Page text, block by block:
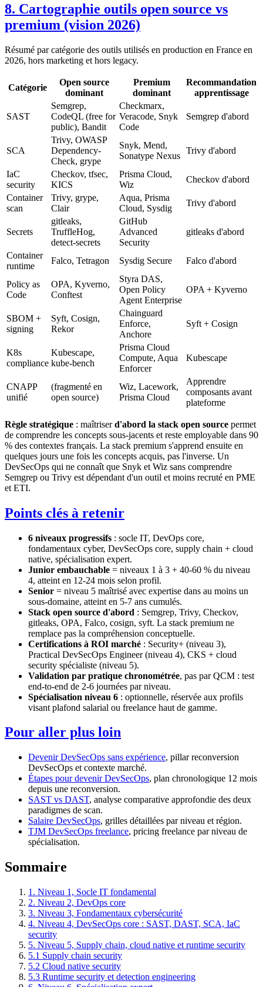
8. Cartographie outils open source vs
premium (vision 2026)
Résumé par catégorie des outils utilisés en production en France en
2026, hors marketing et hors legacy.
Catégorie
Open source
dominant
Premium
dominant
Recommandation
apprentissage
SAST
Semgrep,
CodeQL (free for
public), Bandit
Checkmarx,
Veracode, Snyk
Code
Semgrep d'abord
SCA
Trivy, OWASP
Dependency-
Check, grype
Snyk, Mend,
Sonatype Nexus
Trivy d'abord
IaC
security
Checkov, tfsec,
KICS
Prisma Cloud,
Wiz
Checkov d'abord
Container
scan
Trivy, grype,
Clair
Aqua, Prisma
Cloud, Sysdig
Trivy d'abord
Secrets
gitleaks,
TruffleHog,
detect-secrets
GitHub
Advanced
Security
gitleaks d'abord
Container
runtime
Falco, Tetragon Sysdig Secure Falco d'abord
Policy as
Code
OPA, Kyverno,
Conftest
Styra DAS,
Open Policy
Agent Enterprise
OPA + Kyverno
SBOM +
signing
Syft, Cosign,
Rekor
Chainguard
Enforce,
Anchore
Syft + Cosign
K8s
compliance
Kubescape,
kube-bench
Prisma Cloud
Compute, Aqua
Enforcer
Kubescape
CNAPP
unifié
(fragmenté en
open source)
Wiz, Lacework,
Prisma Cloud
Apprendre
composants avant
plateforme
Règle stratégique : maîtriserd'abord la stack open source permet
de comprendre les concepts sous-jacents et reste employable dans 90
% des contextes français. La stack premium s'apprend ensuite en
quelques jours une fois les concepts acquis, pas l'inverse. Un
DevSecOps qui ne connaît que Snyk et Wiz sans comprendre
Semgrep ou Trivy est dépendant d'un outil et moins recruté en PME
et ETI.
Points clés à retenir
6 niveaux progressifs : socle IT, DevOps core,
fondamentaux cyber, DevSecOps core, supply chain + cloud
native, spécialisation expert.
Junior embauchable = niveaux 1 à 3 + 40-60 % du niveau
4, atteint en 12-24 mois selon profil.
Senior = niveau 5 maîtrisé avec expertise dans au moins un
sous-domaine, atteint en 5-7 ans cumulés.
Stack open source d'abord : Semgrep, Trivy, Checkov,
gitleaks, OPA, Falco, cosign, syft. La stack premium ne
remplace pas la compréhension conceptuelle.
Certifications à ROI marché : Security+ (niveau 3),
Practical DevSecOps Engineer (niveau 4), CKS + cloud
security spécialiste (niveau 5).
Validation par pratique chronométrée, pas par QCM : test
end-to-end de 2-6 journées par niveau.
Spécialisation niveau 6 : optionnelle, réservée aux profils
visant plafond salarial ou freelance haut de gamme.
Pour aller plus loin
Devenir DevSecOps sans expérience, pillar reconversion
DevSecOps et contexte marché.
Étapes pour devenir DevSecOps, plan chronologique 12 mois
depuis une reconversion.
SAST vs DAST, analyse comparative approfondie des deux
paradigmes de scan.
Salaire DevSecOps, grilles détaillées par niveau et région.
TJM DevSecOps freelance, pricing freelance par niveau de
spécialisation.
Sommaire
1. Niveau 1, Socle IT fondamental
2. Niveau 2, DevOps core
3. Niveau 3, Fondamentaux cybersécurité
4. Niveau 4, DevSecOps core : SAST, DAST, SCA, IaC
security
5. Niveau 5, Supply chain, cloud native et runtime security
5.1 Supply chain security
5.2 Cloud native security
5.3 Runtime security et detection engineering